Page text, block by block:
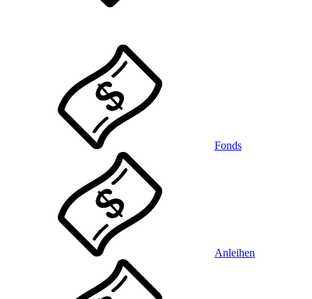
Fonds
Anleihen